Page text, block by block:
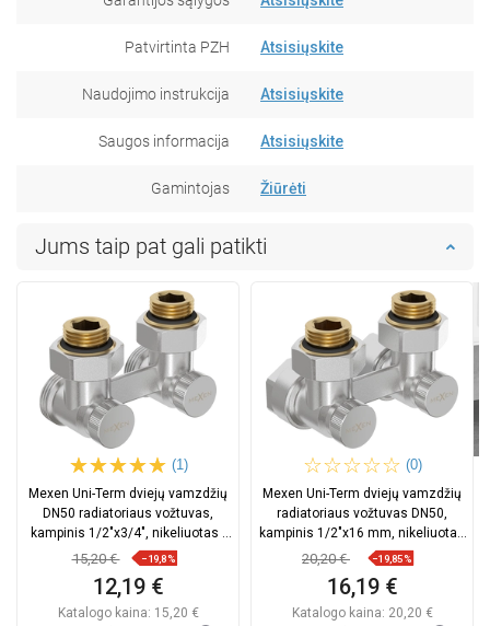
Patvirtinta PZH Atsisiųskite
Naudojimo instrukcija Atsisiųskite
Saugos informacija Atsisiųskite
Gamintojas Žiūrėti
Jums taip pat gali patikti
(1)
Mexen Uni-Term dviejų vamzdžių
DN50 radiatoriaus vožtuvas,
kampinis 1/2"x3/4", nikeliuotas -
W911-012-01
15,20 € −19,8%
12,19 €
Katalogo kaina: 15,20 €
(0)
Mexen Uni-Term dviejų vamzdžių
radiatoriaus vožtuvas DN50,
kampinis 1/2"x16 mm, nikeliuotas
- W911-016-01
20,20 € −19,85%
16,19 €
Katalogo kaina: 20,20 €